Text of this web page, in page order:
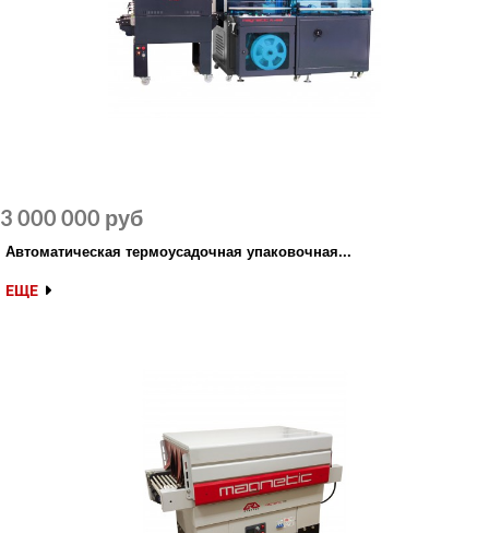
Автоматическая термоусадочная упаковочная...
3 000 000 руб
ЕЩЕ